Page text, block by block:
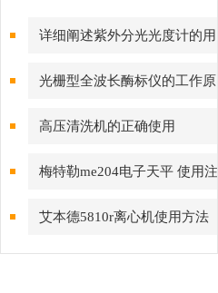
详细阐述紫外分光光度计的用
途及工作原理
光栅型全波长酶标仪的工作原
理
高压清洗机的正确使用
梅特勒me204电子天平 使用注
意事项
艾本德5810r离心机使用方法
简要步骤